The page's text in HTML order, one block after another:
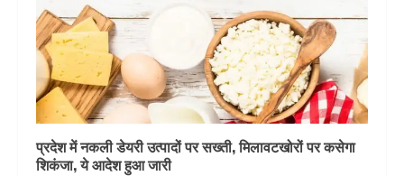
प्रदेश में नकली डेयरी उत्पादों पर सख्ती, मिलावटखोरों पर कसेगा
शिकंजा, ये आदेश हुआ जारी